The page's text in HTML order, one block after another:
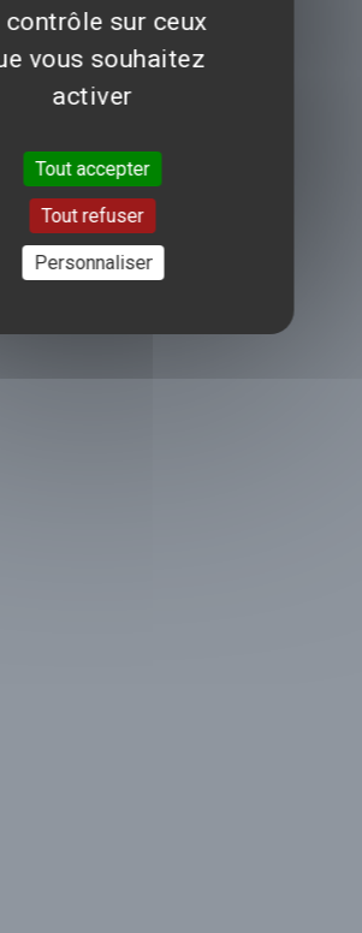
contrôle sur ceux
vous souhaitez
activer
Tout accepter
Tout refuser
Personnaliser